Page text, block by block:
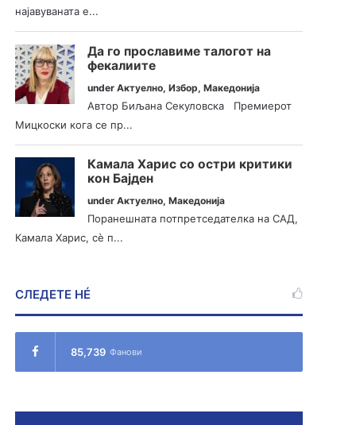
најавуваната е...
Да го прославиме талогот на
фекалиите
underАктуелно,Избор,Македонија
Автор Биљана Секуловска Премиерот
Мицкоски кога се пр...
Камала Харис со остри критики
кон Бајден
underАктуелно,Македонија
Поранешната потпретседателка на САД,
Камала Харис, сè п...
СЛЕДЕТЕ НÉ
85,739 Фанови